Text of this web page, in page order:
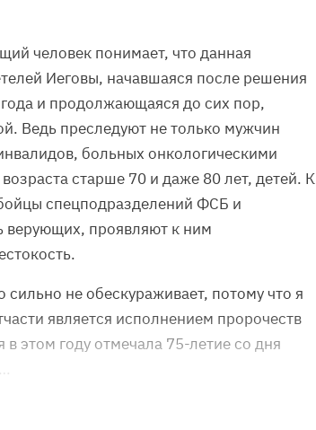
человек понимает, что данная
Иеговы, начавшаяся после решения
и продолжающаяся до сих пор,
Ведь преследуют не только мужчин
больных онкологическими
старше 70 и даже 80 лет, детей. К
спецподразделений ФСБ и
верующих, проявляют к ним
не обескураживает, потому что я
является исполнением пророчеств
этом году отмечала 75-летие со дня